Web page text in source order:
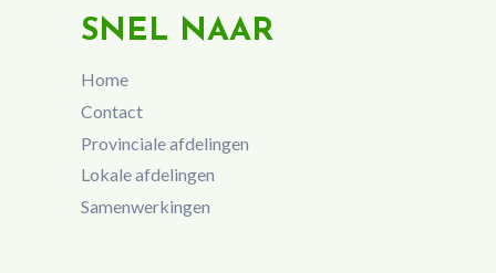
SNEL NAAR
Home
Contact
Provinciale afdelingen
Lokale afdelingen
Samenwerkingen